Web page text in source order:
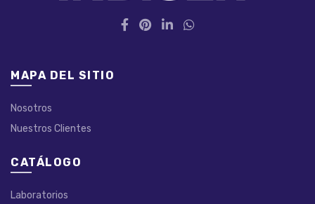
MAPA DEL SITIO
Nosotros
Nuestros Clientes
CATÁLOGO
Laboratorios